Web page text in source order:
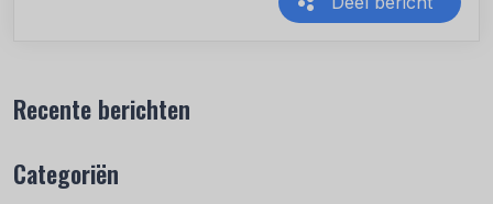
Recente berichten
Categoriën